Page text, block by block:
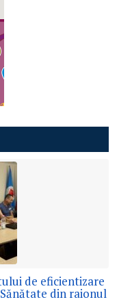
de eficientizare
din raionul